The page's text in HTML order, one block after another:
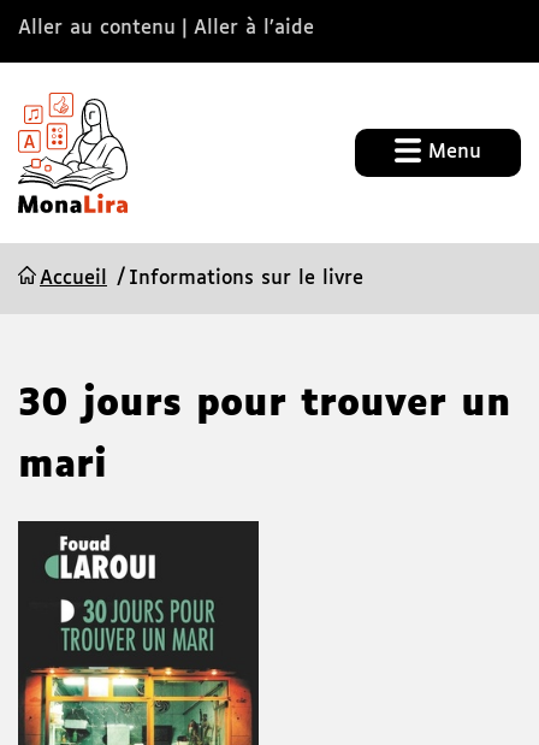
Aller au contenu Aller à l’aide
Menu
Accueil Informations sur le livre
30 jours pour trouver un
mari